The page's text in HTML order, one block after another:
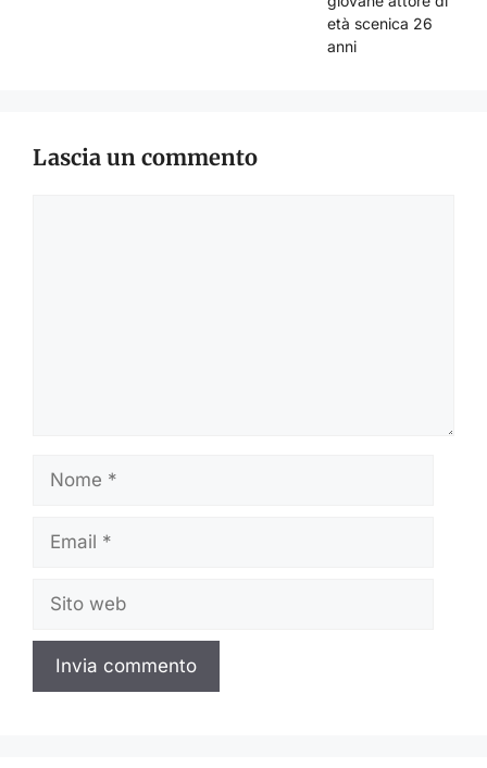
età scenica 26
anni
Lascia un commento
Nome
Email
Sito
web